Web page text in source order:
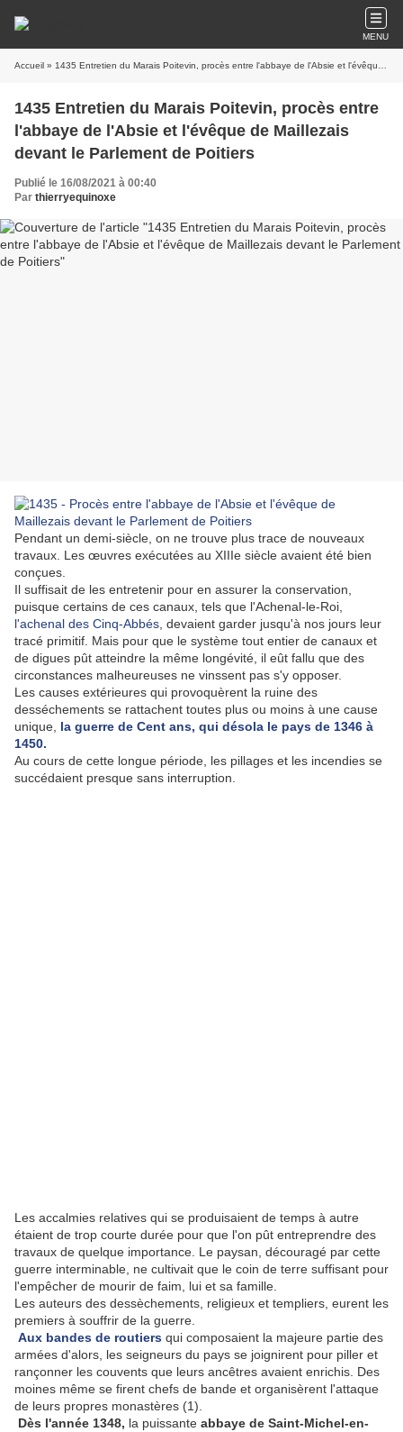
MENU
Accueil » 1435 Entretien du Marais Poitevin, procès entre l'abbaye de l'Absie et l'évêque de Maillezais devant le Parlement de Poitiers
1435 Entretien du Marais Poitevin, procès entre
l'abbaye de l'Absie et l'évêque de Maillezais
devant le Parlement de Poitiers
Publié le 16/08/2021 à 00:40
Par thierryequinoxe
Pendant un demi-siècle, on ne trouve plus trace de nouveaux
travaux. Les œuvres exécutées au XIIIe siècle avaient été bien
conçues.
Il suffisait de les entretenir pour en assurer la conservation,
puisque certains de ces canaux, tels que l'Achenal-le-Roi,
l'achenal des Cinq-Abbés , devaient garder jusqu'à nos jours leur
tracé primitif. Mais pour que le système tout entier de canaux et
de digues pût atteindre la même longévité, il eût fallu que des
circonstances malheureuses ne vinssent pas s'y opposer.
Les causes extérieures qui provoquèrent la ruine des
desséchements se rattachent toutes plus ou moins à une cause
unique, la guerre de Cent ans, qui désola le pays de 1346 à
1450.
Au cours de cette longue période, les pillages et les incendies se
succédaient presque sans interruption.
Les accalmies relatives qui se produisaient de temps à autre
étaient de trop courte durée pour que l'on pût entreprendre des
travaux de quelque importance. Le paysan, découragé par cette
guerre interminable, ne cultivait que le coin de terre suffisant pour
l'empêcher de mourir de faim, lui et sa famille.
Les auteurs des dessèchements, religieux et templiers, eurent les
premiers à souffrir de la guerre.
Aux bandes de routiers qui composaient la majeure partie des
armées d'alors, les seigneurs du pays se joignirent pour piller et
rançonner les couvents que leurs ancêtres avaient enrichis. Des
moines même se firent chefs de bande et organisèrent l'attaque
de leurs propres monastères (1).
Dès l'année 1348, la puissante abbaye de Saint-Michel-en-